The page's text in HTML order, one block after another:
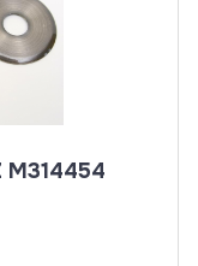
KUKÁTKO KOMPLET BRONZ M314454